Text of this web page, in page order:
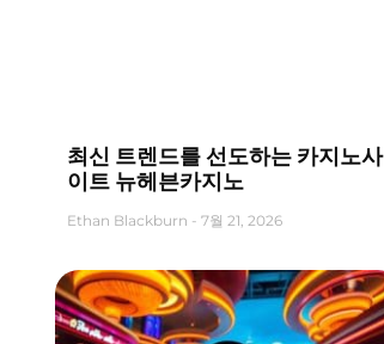
최신 트렌드를 선도하는 카지노사
이트 뉴헤븐카지노
Ethan Blackburn 7월 21, 2026